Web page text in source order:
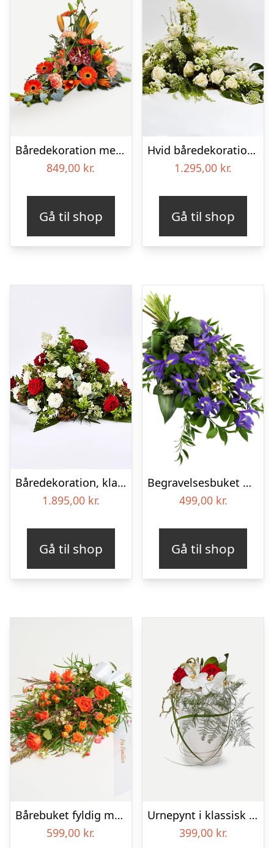
Båredekoration med bånd
849,00 kr.
Gå til shop
Hvid båredekoration – Blomster til begravelse
1.295,00 kr.
Gå til shop
Båredekoration, klassisk – Blomster til begravelse
1.895,00 kr.
Gå til shop
Begravelses­buket med iris
499,00 kr.
Gå til shop
Bårebuket fyldig med bånd
599,00 kr.
Urnepynt i klassisk stil – rød og hvid
399,00 kr.